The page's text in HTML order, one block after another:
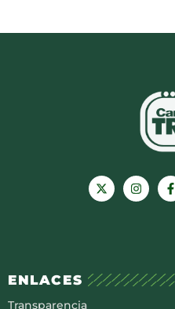
ENLACES
Transparencia